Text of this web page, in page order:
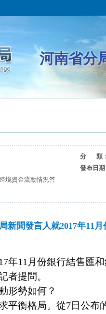
河南省分
分 類：
發布日期
境資金流動情況答
新聞發言人就2017年11
11月份銀行結售匯
者提問。
形勢如何？
衡格局。從7日公布